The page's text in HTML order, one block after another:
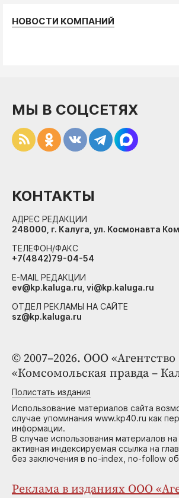
НОВОСТИ КОМПАНИЙ
© 2007–2026. ООО «Агентство
«Комсомольская правда –
Полистать издания
Использование материалов сайта
случае упоминания www.kp40.ru как
информации.
В случае использования материалов на
активная индексируемая ссылка на
без заключения в no-index, no-follow
Реклама в изданиях ООО
МЫ В СОЦСЕТЯХ
КОНТАКТЫ
АДРЕС РЕДАКЦИИ
248000, г. Калуга, ул. Космонавта
ТЕЛЕФОН/ФАКС
+7(4842)79-04-54
E-MAIL РЕДАКЦИИ
ev@kp.kaluga.ru, vi@kp.kaluga.ru
ОТДЕЛ РЕКЛАМЫ НА САЙТЕ
sz@kp.kaluga.ru